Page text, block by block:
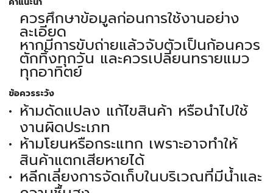
ควรศึกษาข้อมูลก่อนการใช้งานอย่าง
ละเอียด
หากมีการขับถ่ายแล้วจับตัวเป็นก้อนควร
ตักทิ้งทุกวัน และควรเปลี่ยนทรายแมว
ทุกอาทิตย์
ข้อควรระวัง
ห้ามดัดแปลง แก้ไขสินค้า หรือนำไปใช้
งานผิดประเภท
ห้ามโยนหรือกระแทก เพราะอาจทำให้
สินค้าแตกเสียหายได้
หลีกเลี่ยงการจัดเก็บในบริเวณที่มีน้ำและ